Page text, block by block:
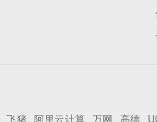
飞猪 阿里云计算 万网 高德